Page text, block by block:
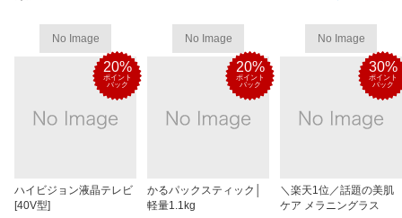
No Image
20%
ポイント
バック
ハイビジョン液晶テレビ
[40V型]
No Image
20%
ポイント
バック
かるパックスティック│
軽量1.1kg
No Image
30%
ポイント
バック
＼楽天1位／話題の美肌
ケア メラニングラス